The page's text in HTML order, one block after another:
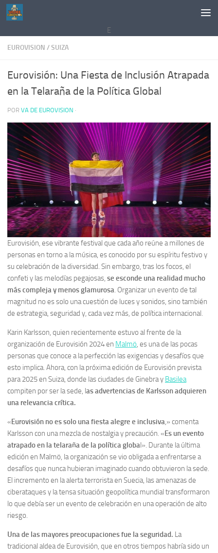
Saltar al contenido
E
EUROVISION /SUIZA
Eurovisión: Una Fiesta de Inclusión Atrapada
en la Telaraña de la Política Global
POR VA DE EUROVISION ·
Eurovisión, ese vibrante festival que cada año reúne a millones de
personas en torno a la música, es conocido por su espíritu festivo y
su celebración de la diversidad. Sin embargo, tras los focos, el
confeti y las melodías pegajosas, se esconde una realidad mucho
más compleja y menos glamurosa. Organizar un evento de tal
magnitud no es solo una cuestión de luces y sonidos, sino también
de estrategia, seguridad y, cada vez más, de política internacional.
Karin Karlsson, quien recientemente estuvo al frente de la
organización de Eurovisión 2024 en Malmö, es una de las pocas
personas que conoce a la perfección las exigencias y desafíos que
esto implica. Ahora, con la próxima edición de Eurovisión prevista
para 2025 en Suiza, donde las ciudades de Ginebra y Basilea
compiten por ser la sede, las advertencias de Karlsson adquieren
una relevancia crítica.
«Eurovisión no es solo una fiesta alegre e inclusiva,» comenta
Karlsson con una mezcla de nostalgia y precaución. «Es un evento
atrapado en la telaraña de la política global». Durante la última
edición en Malmö, la organización se vio obligada a enfrentarse a
desafíos que nunca hubieran imaginado cuando obtuvieron la sede.
El incremento en la alerta terrorista en Suecia, las amenazas de
ciberataques y la tensa situación geopolítica mundial transformaron
lo que debía ser un evento de celebración en una operación de alto
riesgo.
Una de las mayores preocupaciones fue la seguridad. La
tradicional aldea de Eurovisión, que en otros tiempos habría sido un